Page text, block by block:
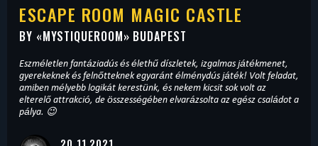
ESCAPE ROOM MAGIC CASTLE
BY «MYSTIQUEROOM» BUDAPEST
Eszméletlen fantáziadús és élethű díszletek, izgalmas játékmenet,
gyerekeknek és felnőtteknek egyaránt élménydús játék! Volt feladat,
amiben mélyebb logikát kerestünk, és nekem kicsit sok volt az
elterelő attrakció, de összességében elvarázsolta az egész családot a
pálya. 😉
20.11.2021